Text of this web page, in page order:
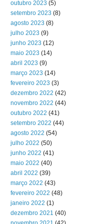
outubro 2023 (5)
setembro 2023 (8)
agosto 2023 (8)
julho 2023 (9)
junho 2023 (12)
maio 2023 (14)
abril 2023 (9)
março 2023 (14)
fevereiro 2023 (3)
dezembro 2022 (42)
novembro 2022 (44)
outubro 2022 (41)
setembro 2022 (44)
agosto 2022 (54)
julho 2022 (50)
junho 2022 (41)
maio 2022 (40)
abril 2022 (39)
março 2022 (43)
fevereiro 2022 (48)
janeiro 2022 (1)
dezembro 2021 (40)